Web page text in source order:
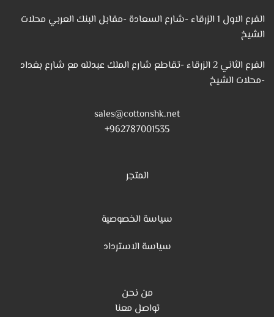
الفرع الاول 1 الزرقاء -شارع السعادة -مقابل البنك العربي محلات
الشيخ
الفرع الثاني 2 الزرقاء -تقاطع شارع الملك عبدلله مع شارع بغداد
-محلات الشيخ
sales@cottonshk.net
962787001535+
المتجر
سياسة الخصوصية
سياسة الاسترداد
من نحن
تواصل معنا